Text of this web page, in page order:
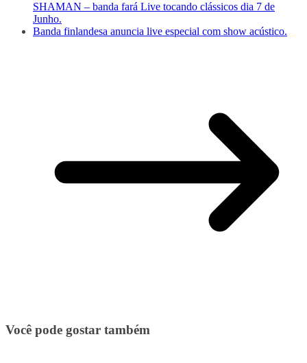
SHAMAN – banda fará Live tocando clássicos dia 7 de
Junho.
Banda finlandesa anuncia live especial com show acústico.
Você pode gostar também